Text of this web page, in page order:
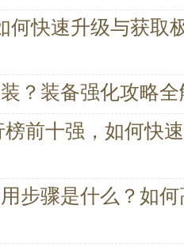
何快速升级与获取
？装备强化攻略全
前十强，如何快
步骤是什么？如